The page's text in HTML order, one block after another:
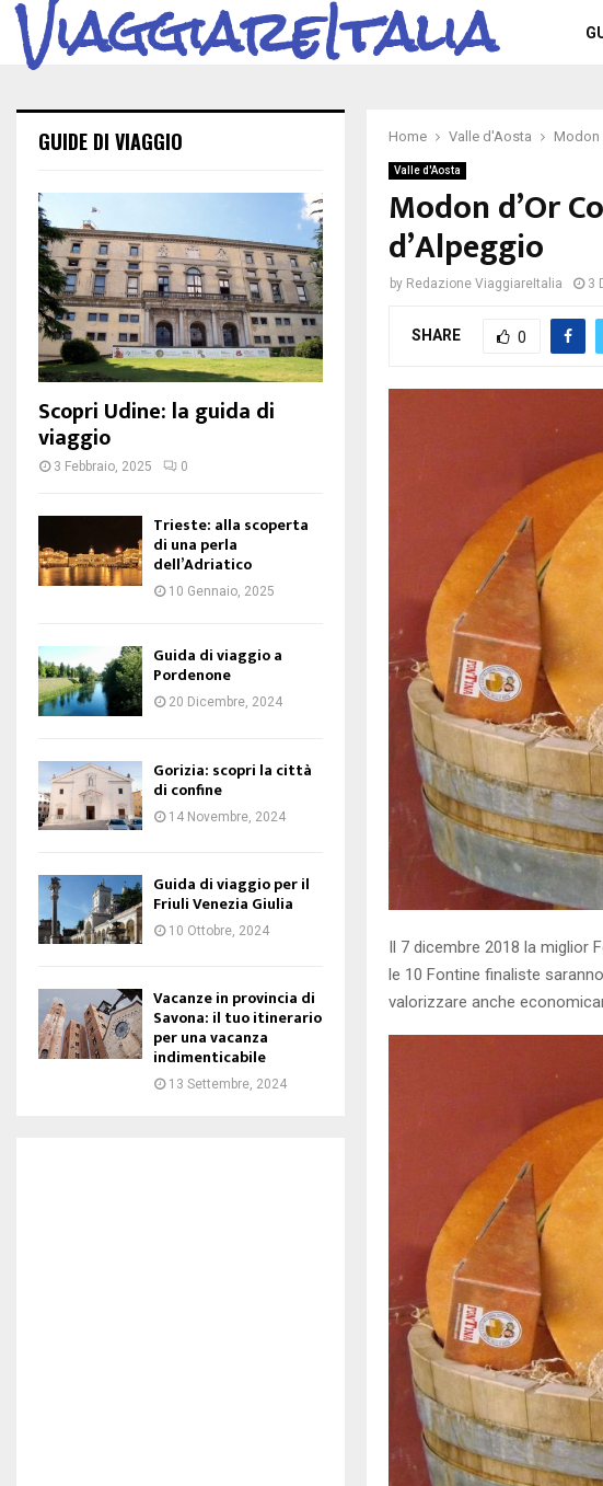
ViaggiareItalia
Home Valle d'Aosta Modon
Valle d'Aosta
Modon d’Or
d’Alpeggio
by Redazione ViaggiareItalia 3
SHARE 0
Il 7 dicembre 2018 la miglior
le 10 Fontine finaliste
valorizzare anche
GUIDE DI VIAGGIO
Scopri Udine: la guida di
viaggio
3 Febbraio, 2025 0
Trieste: alla scoperta
di una perla
dell’Adriatico
10 Gennaio, 2025
Guida di viaggio a
Pordenone
20 Dicembre, 2024
Gorizia: scopri la città
di confine
14 Novembre, 2024
Guida di viaggio per il
Friuli Venezia Giulia
10 Ottobre, 2024
Vacanze in provincia di
Savona: il tuo itinerario
per una vacanza
indimenticabile
13 Settembre, 2024